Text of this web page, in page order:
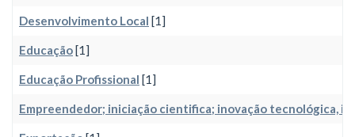
Desenvolvimento Local [1]
Educação[1]
Educação Profissional [1]
Empreendedor; iniciação cientifica; inovação tecnológica,